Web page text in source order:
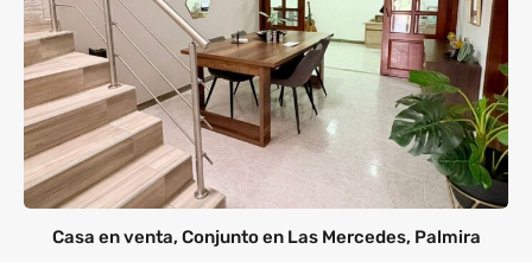
Casa en venta, Conjunto en Las Mercedes, Palmira